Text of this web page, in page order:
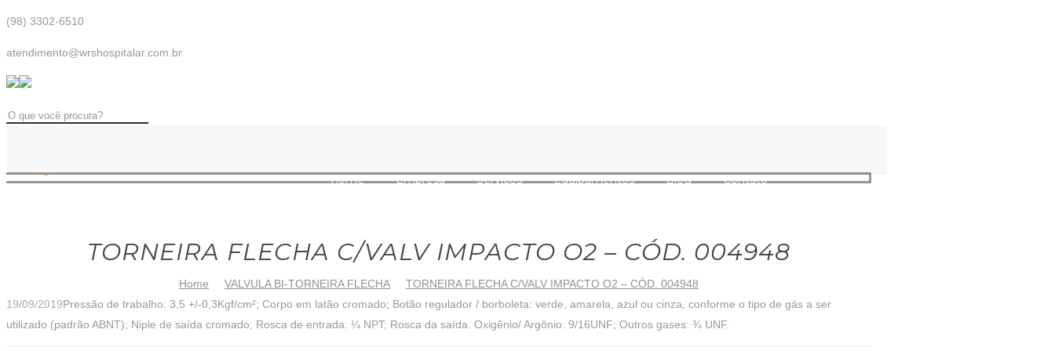
(98) 3302-6510
atendimento@wrshospitalar.com.br
home Empresa Serviços Equipamentos Blog Contato
TORNEIRA FLECHA C/VALV IMPACTO O2 – CÓD. 004948
Home VALVULA BI-TORNEIRA FLECHA
TORNEIRA FLECHA C/VALV IMPACTO O2 – CÓD. 004948
19/09/2019Pressão de trabalho: 3,5 +/-0,3Kgf/cm²; Corpo em latão cromado; Botão regulador / borboleta: verde, amarela, azul ou cinza, conforme o tipo de gás a ser
utilizado (padrão ABNT); Niple de saída cromado; Rosca de entrada: ¼ NPT; Rosca da saída: Oxigênio/ Argônio: 9/16UNF; Outros gases: ¾ UNF.